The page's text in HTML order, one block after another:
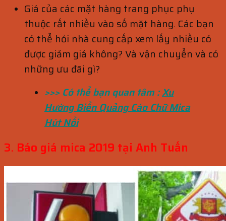
Giá của các mặt hàng trang phục phụ
thuộc rất nhiều vào số mặt hàng. Các bạn
có thể hỏi nhà cung cấp xem lấy nhiều có
được giảm giá không? Và vận chuyển và có
những ưu đãi gì?
>>> Có thể bạn quan tâm :Xu
Hướng Biển Quảng Cáo Chữ Mica
Hút Nổi
3. Báo giá mica 2019 tại Anh Tuấn